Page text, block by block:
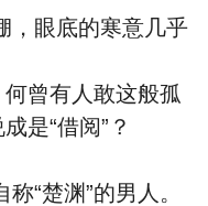
，眼底的寒意几乎
何曾有人敢这般孤
是“借阅”？
“楚渊”的男人。